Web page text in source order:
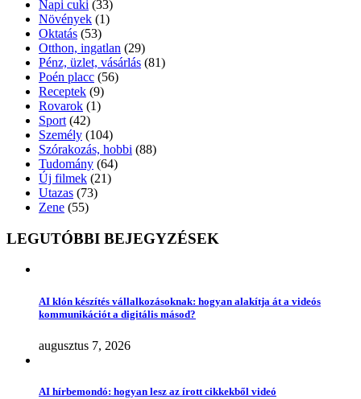
Napi cuki (33)
Növények (1)
Oktatás (53)
Otthon, ingatlan (29)
Pénz, üzlet, vásárlás (81)
Poén placc (56)
Receptek (9)
Rovarok (1)
Sport (42)
Személy (104)
Szórakozás, hobbi (88)
Tudomány (64)
Új filmek (21)
Utazas (73)
Zene (55)
LEGUTÓBBI BEJEGYZÉSEK
AI klón készítés vállalkozásoknak: hogyan alakítja át a videós
kommunikációt a digitális másod?
augusztus 7, 2026
AI hírbemondó: hogyan lesz az írott cikkekből videó